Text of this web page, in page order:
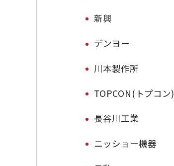
新興
デンヨー
川本製作所
TOPCON(トプコン)
長谷川工業
ニッショー機器